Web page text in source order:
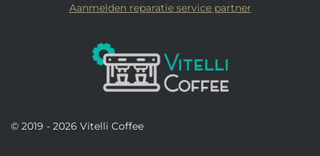
Aanmelden reparatie service partner
© 2019 - 2026 Vitelli Coffee